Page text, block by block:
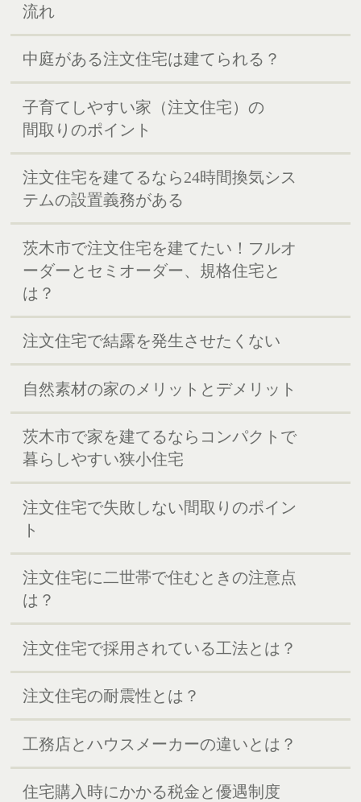
流れ
中庭がある注文住宅は建てられる？
子育てしやすい家（注文住宅）の
間取りのポイント
注文住宅を建てるなら24時間換気シス
テムの設置義務がある
茨木市で注文住宅を建てたい！フルオ
ーダーとセミオーダー、規格住宅と
は？
注文住宅で結露を発生させたくない
自然素材の家のメリットとデメリット
茨木市で家を建てるならコンパクトで
暮らしやすい狭小住宅
注文住宅で失敗しない間取りのポイン
ト
注文住宅に二世帯で住むときの注意点
は？
注文住宅で採用されている工法とは？
注文住宅の耐震性とは？
工務店とハウスメーカーの違いとは？
住宅購入時にかかる税金と優遇制度